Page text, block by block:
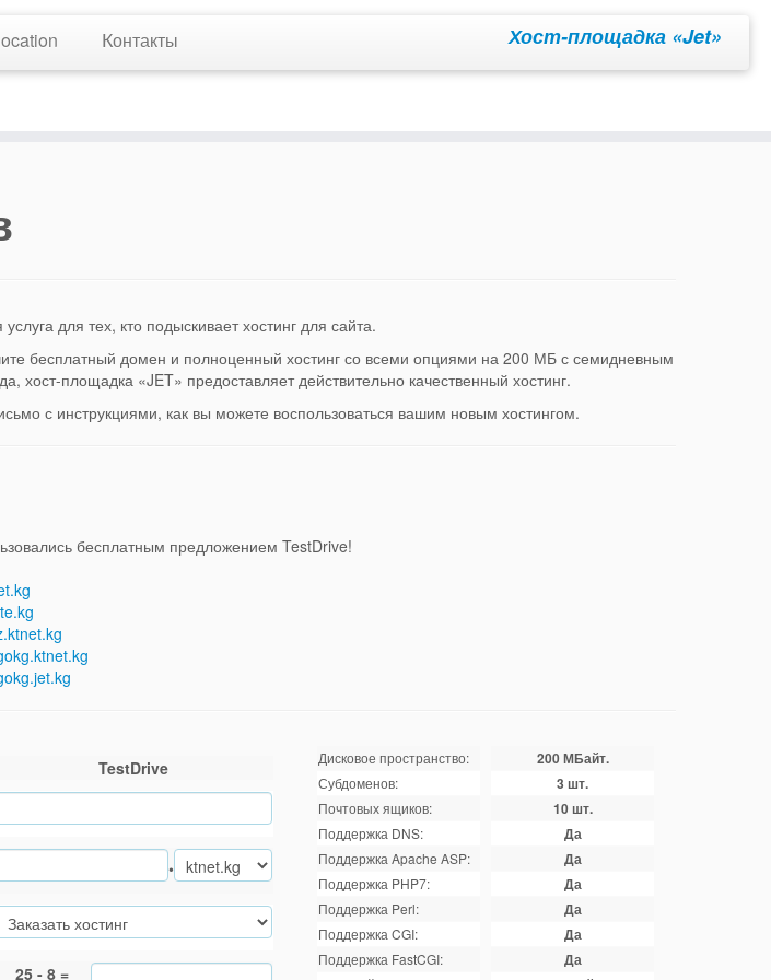
Хост-площадка «Jet»
Контакты
для тех, кто подыскивает хостинг для сайта.
бесплатный домен и полноценный хостинг со всеми опциями на 200 МБ с семидневным
хост-площадка «JET» предоставляет действительно качественный хостинг.
с инструкциями, как вы можете воспользоваться вашим новым хостингом.
бесплатным предложением TestDrive!
TestDrive
•
25 - 8 =
Дисковое пространство: 200 МБайт.
Субдоменов: 3 шт.
Почтовых ящиков: 10 шт.
Поддержка DNS: Да
Поддержка Apache ASP: Да
Поддержка PHP7: Да
Поддержка Perl: Да
Поддержка CGI: Да
Поддержка FastCGI: Да